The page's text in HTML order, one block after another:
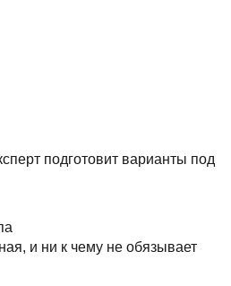
подготовит варианты под
и ни к чему не обязывает